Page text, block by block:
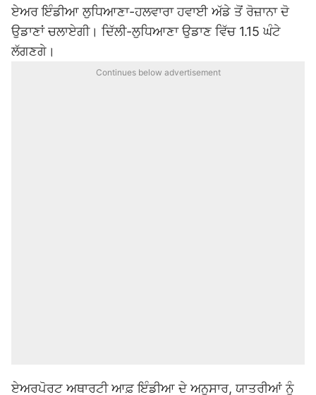
ਏਅਰ ਇੰਡੀਆ ਲੁਧਿਆਣਾ-ਹਲਵਾਰਾ ਹਵਾਈ ਅੱਡੇ ਤੋਂ ਰੋਜ਼ਾਨਾ ਦੋ
ਉਡਾਣਾਂ ਚਲਾਏਗੀ। ਦਿੱਲੀ-ਲੁਧਿਆਣਾ ਉਡਾਣ ਵਿੱਚ 1.15 ਘੰਟੇ
ਲੱਗਣਗੇ।
Continues below advertisement
ਏਅਰਪੋਰਟ ਅਥਾਰਟੀ ਆਫ਼ ਇੰਡੀਆ ਦੇ ਅਨੁਸਾਰ, ਯਾਤਰੀਆਂ ਨੂੰ